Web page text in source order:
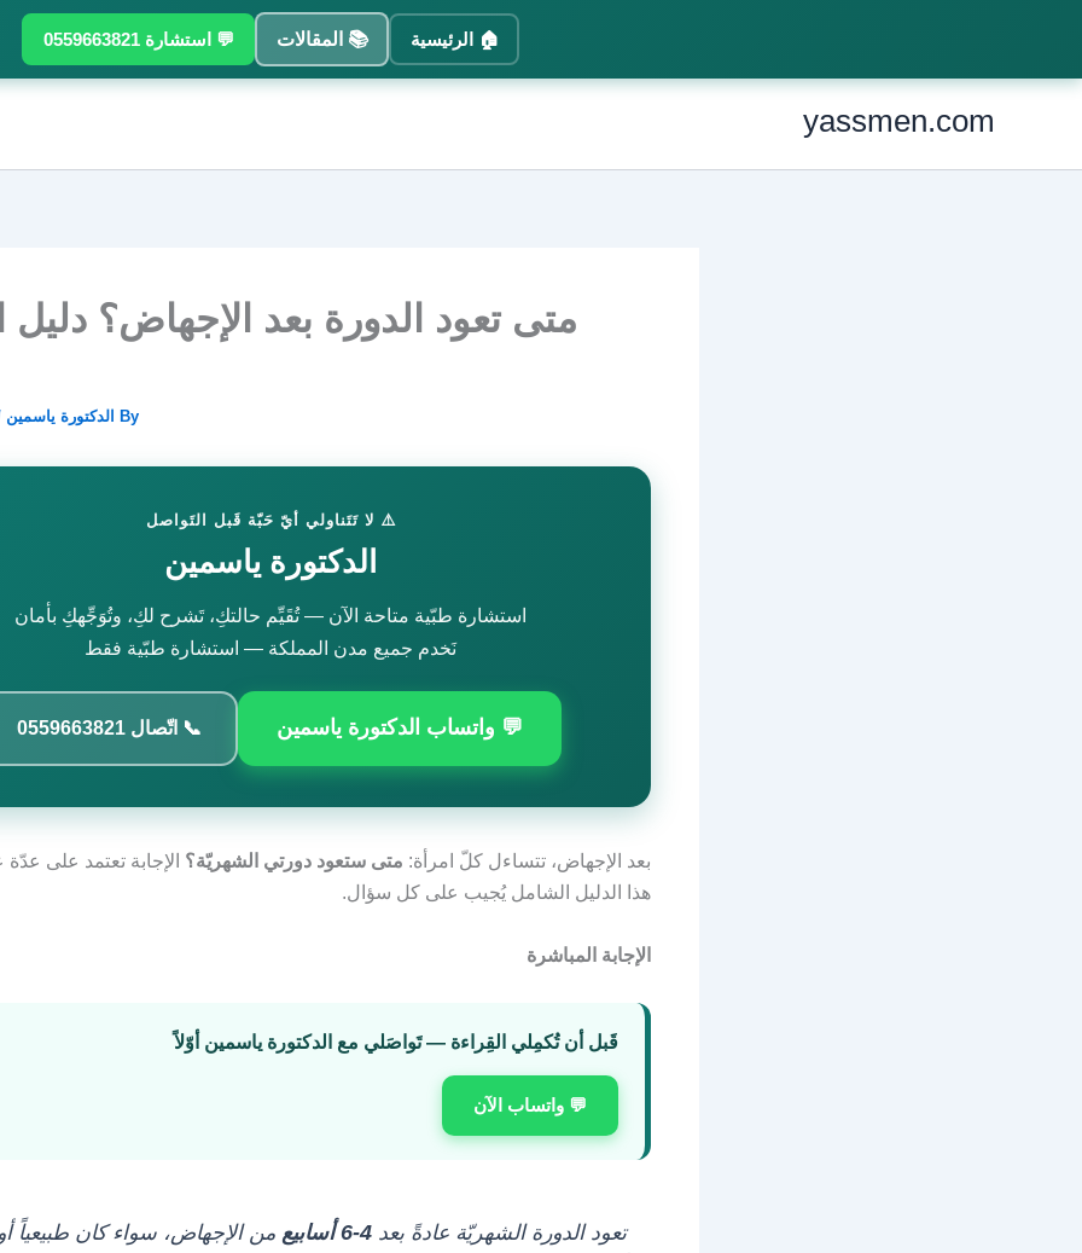
content
yassmen.com
متى تعود الدورة بعد الإجهاض؟ دليل
By الدكتورة ياسمين
⚠️ لا تَتَناولي أيّ حَبّة قَبل التَواصل
الدكتورة ياسمين
استشارة طبّية متاحة الآن — تُقَيِّم حالتكِ، تَشرح لكِ، وتُوَجِّهكِ بأمان
نَخدم جميع مدن المملكة — استشارة طبّية فقط
💬 واتساب الدكتورة ياسمين 📞 اتّصال 0559663821
بعد الإجهاض، تتساءل كلّ امرأة: متى ستعود دورتي الشهريّة؟ الإجابة تعتمد على
هذا الدليل الشامل يُجيب على كل سؤال.
الإجابة المباشرة
قَبل أن تُكمِلي القِراءة — تَواصَلي مع الدكتورة ياسمين أوّلاً
💬 واتساب الآن
تعود الدورة الشهريّة عادةً بعد 4-6 أسابيع
من الإجهاض، سواء كان طبيعياً أو
🏠 الرئيسية 📚 المقالات 💬 استشارة 0559663821